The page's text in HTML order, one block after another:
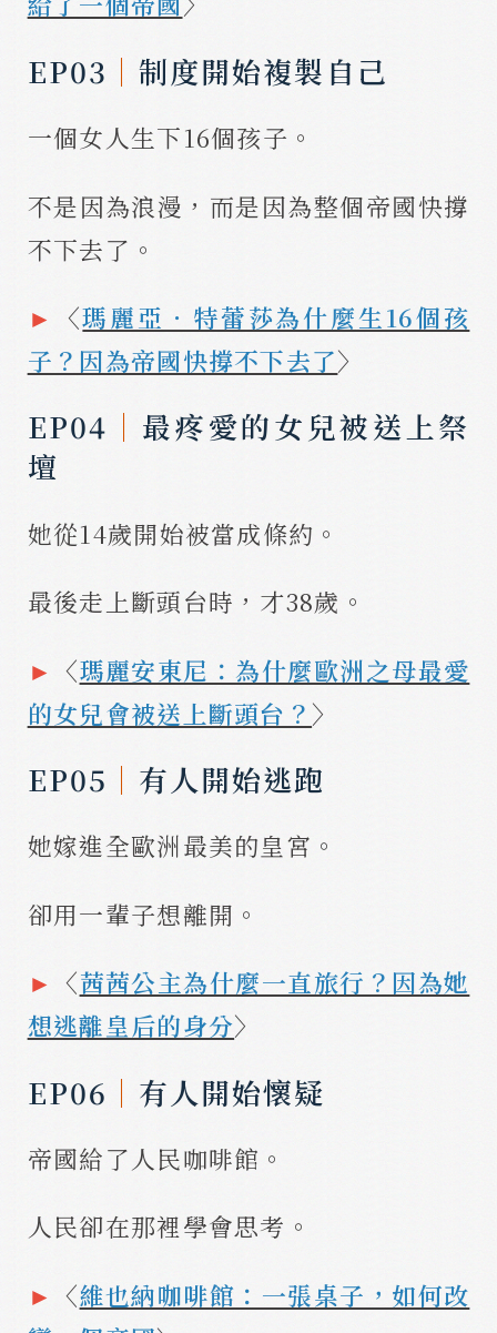
EP03 ｜制度開始複製自己
一個女人生下16個孩子。
不是因為浪漫，而是因為整個帝國快撐
不下去了。
►
〈瑪麗亞．特蕾莎為什麼生16個孩
子？因為帝國快撐不下去了〉
EP04 ｜ 最疼愛的女兒被送上祭
壇
她從14歲開始被當成條約。
最後走上斷頭台時，才38歲。
► 〈瑪麗安東尼：為什麼歐洲之母最愛
的女兒會被送上斷頭台？ 〉
EP05 ｜ 有人開始逃跑
她嫁進全歐洲最美的皇宮。
卻用一輩子想離開。
► 〈茜茜公主為什麼一直旅行？因為她
想逃離皇后的身分〉
EP06 ｜ 有人開始懷疑
帝國給了人民咖啡館。
人民卻在那裡學會思考。
► 〈維也納咖啡館：一張桌子，如何改